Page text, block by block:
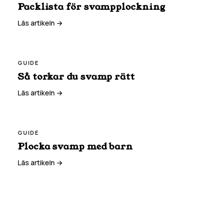
Packlista för svampplockning
Läs artikeln →
GUIDE
Så torkar du svamp rätt
Läs artikeln →
GUIDE
Plocka svamp med barn
Läs artikeln →